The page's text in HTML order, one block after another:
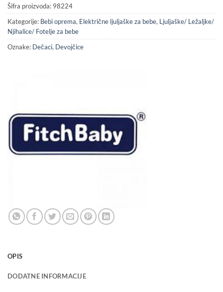
Šifra proizvoda: 98224
Kategorije: Bebi oprema, Električne ljuljaške za bebe, Ljuljaške/ Ležaljke/
Njihalice/ Fotelje za bebe
Oznake: Dečaci, Devojčice
OPIS
DODATNE INFORMACIJE